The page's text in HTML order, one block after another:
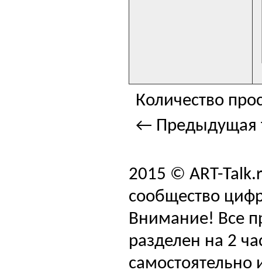
Количество
← Предыдущая
2015 © ART-
сообщество
Внимание! Все
разделен на 2
самостоятельно